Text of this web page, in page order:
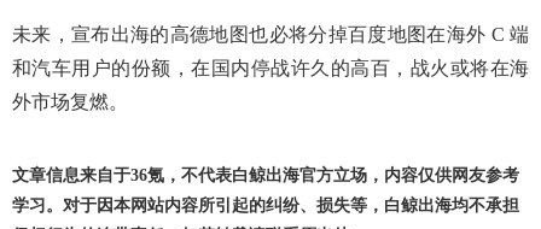
未来，宣布出海的高德地图也必将分掉百度地图在海外 C 端
和汽车用户的份额，在国内停战许久的高百，战火或将在海
外市场复燃。
文章信息来自于36氪，不代表白鲸出海官方立场，内容仅供网友参考
学习。对于因本网站内容所引起的纠纷、损失等，白鲸出海均不承担